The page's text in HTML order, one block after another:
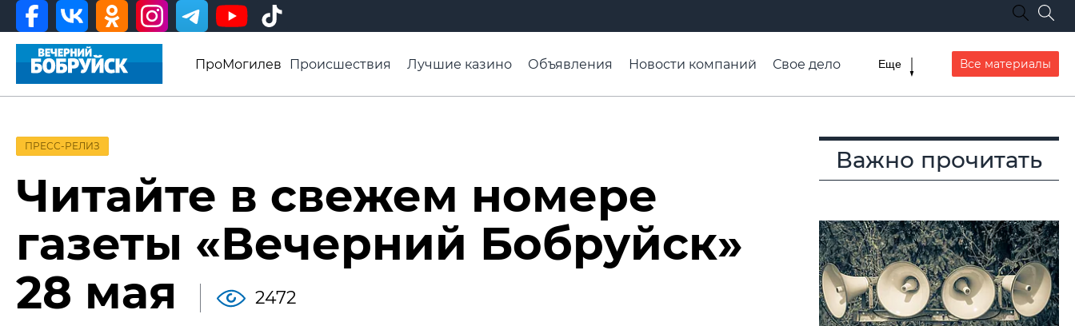
ПроМогилев Происшествия Лучшие казино Объявления Новости компаний
Свое дело
Видео ВБ
Еще Все материалы
ПРЕСС-РЕЛИЗ
Читайте в свежем номере
газеты «Вечерний Бобруйск»
28 мая
2472
Важно прочитать